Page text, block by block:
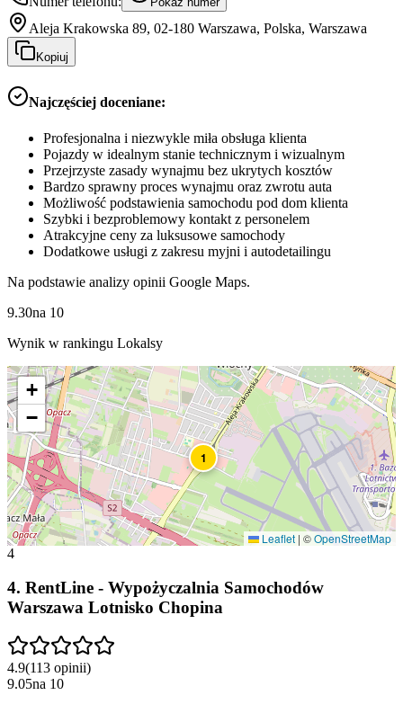
Aleja Krakowska 89, 02-180 Warszawa, Polska, Warszawa
Kopiuj
Najczęściej doceniane:
Profesjonalna i niezwykle miła obsługa klienta
Pojazdy w idealnym stanie technicznym i wizualnym
Przejrzyste zasady wynajmu bez ukrytych kosztów
Bardzo sprawny proces wynajmu oraz zwrotu auta
Możliwość podstawienia samochodu pod dom klienta
Szybki i bezproblemowy kontakt z personelem
Atrakcyjne ceny za luksusowe samochody
Dodatkowe usługi z zakresu myjni i autodetailingu
Na podstawie analizy opinii Google Maps.
9.30na 10
Wynik w rankingu Lokalsy
1
+
−
Leaflet | ©OpenStreetMap
4
4. RentLine - Wypożyczalnia Samochodów
Warszawa Lotnisko Chopina
4.9(113 opinii)
9.05na 10